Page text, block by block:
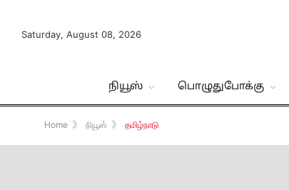
Saturday, August 08, 2026
நியூஸ் பொழுதுபோக்கு
Home 》 நியூஸ் 》 தமிழ்நாடு